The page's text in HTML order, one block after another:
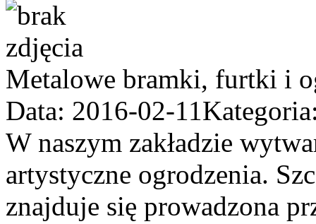
Metalowe bramki, furtki i
Data: 2016-02-11
W naszym zakładzie
artystyczne ogrodzenia.
znajduje się prowadzona